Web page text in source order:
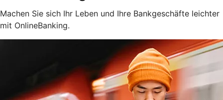
Machen Sie sich Ihr Leben und Ihre Bankgeschäfte leichter
mit OnlineBanking.